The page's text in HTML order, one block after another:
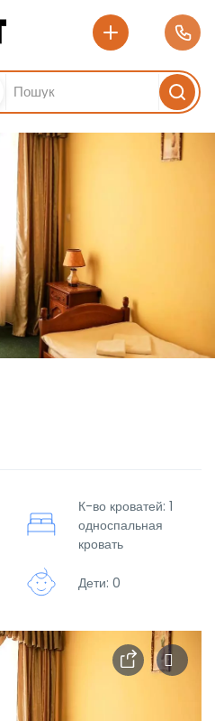
К-во кроватей: 1
односпальная
кровать
Дети: 0